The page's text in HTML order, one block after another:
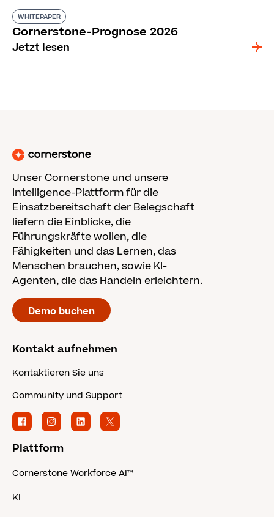
WHITEPAPER
Cornerstone-Prognose 2026
Jetzt lesen
Unser Cornerstone und unsere
Intelligence-Plattform für die
Einsatzbereitschaft der Belegschaft
liefern die Einblicke, die
Führungskräfte wollen, die
Fähigkeiten und das Lernen, das
Menschen brauchen, sowie KI-
Agenten, die das Handeln erleichtern.
Demo buchen
Kontakt aufnehmen
Kontaktieren Sie uns
Community und Support
Plattform
Cornerstone Workforce AI™
KI